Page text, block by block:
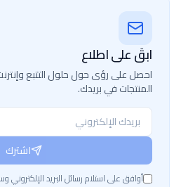
ابقَ على اطلاع
احصل على رؤى حول حلول التتبع
المنتجات في بريدك.
اشترك
أوافق على استلام رسائل البريد